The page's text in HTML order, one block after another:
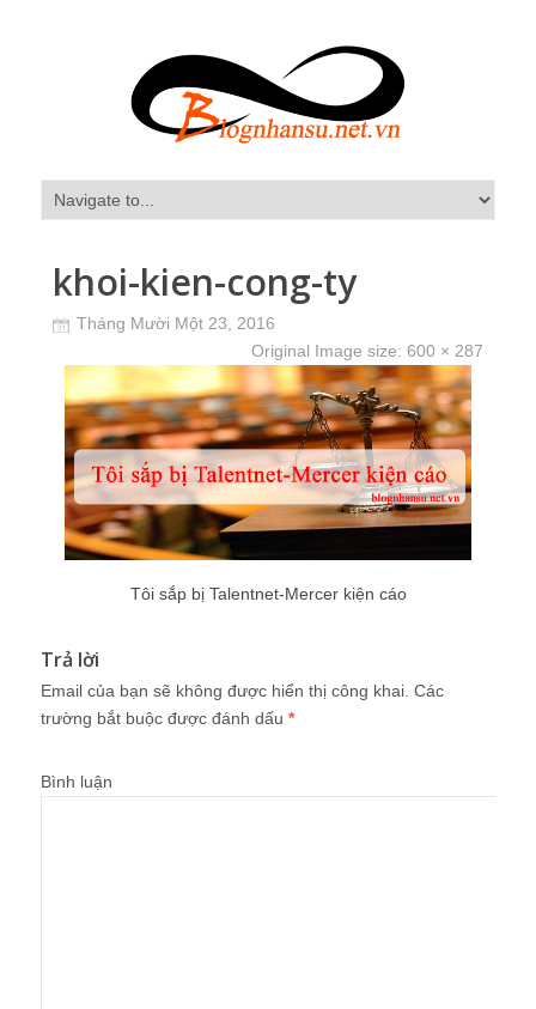
khoi-kien-cong-ty
Tháng Mười Một 23, 2016
Original Image size: 600 × 287
Tôi sắp bị Talentnet-Mercer kiện cáo
Trả lời
Email của bạn sẽ không được hiển thị công khai. Các
trường bắt buộc được đánh dấu *
Bình luận